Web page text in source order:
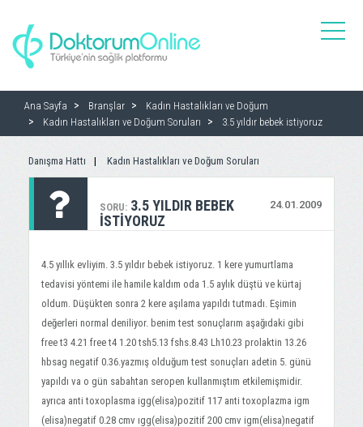
toggle
Ana Sayfa Branşlar
Kadın Hastalıkları ve Doğum
Kadın Hastalıkları ve Doğum Soruları
3.5 yıldır bebek istiyoruz
Danışma Hattı Kadın Hastalıkları ve Doğum Soruları
SORU: 24.01.2009
3.5 YILDIR BEBEK
ISTIYORUZ
4.5 yıllık evliyim. 3.5 yıldır bebek istiyoruz. 1 kere yumurtlama
tedavisi yöntemi ile hamile kaldım oda 1.5 aylık düştü ve kürtaj
oldum. Düşükten sonra 2 kere aşılama yapıldı tutmadı. Eşimin
değerleri normal deniliyor. benim test sonuçlarım aşağıdaki gibi
free t3 4.21 free t4 1.20 tsh5.13 fshs.8.43 Lh10.23 prolaktin 13.26
hbsag negatif 0.36.yazmış olduğum test sonuçları adetin 5. günü
yapıldı va o gün sabahtan seropen kullanmıştım etkilemişmidir.
ayrıca anti toxoplasma igg(elisa)pozitif 117 anti toxoplazma igm
(elisa)negatif 0.28 cmv ıgg(elisa)pozitif 200 cmv igm(elisa)negatif